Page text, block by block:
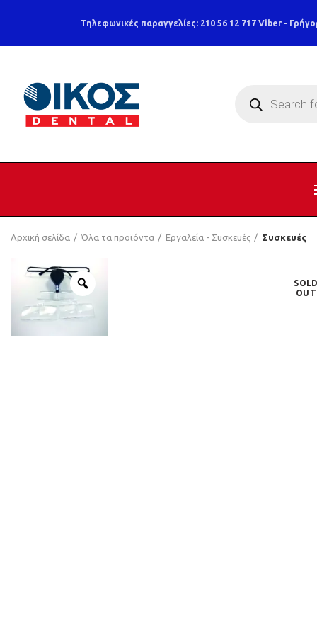
Τηλεφωνικές παραγγελίες: 210 56 12 717 Viber -
search
Αρχική σελίδα Όλα τα προϊόντα Εργαλεία - Συσκευές Συσκευές
OUT